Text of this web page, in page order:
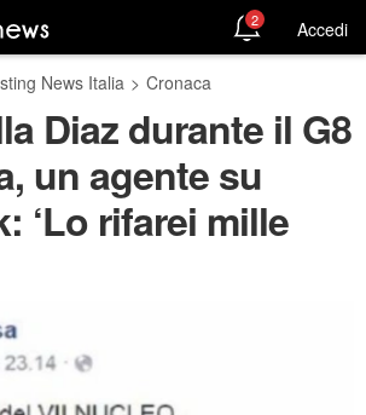
2 Accedi
News Italia > Cronaca
Diaz durante il G8
un agente su
‘Lo rifarei mille